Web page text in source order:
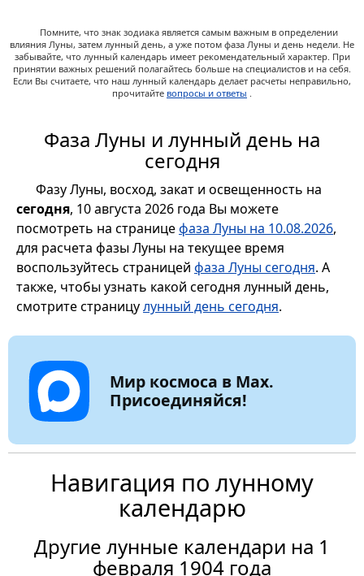
Помните, что знак зодиака является самым важным в определении
влияния Луны, затем лунный день, а уже потом фаза Луны и день недели. Не
забывайте, что лунный календарь имеет рекомендательный характер. При
принятии важных решений полагайтесь больше на специалистов и на себя.
Если Вы считаете, что наш лунный календарь делает расчеты неправильно,
прочитайте вопросы и ответы .
Фаза Луны и лунный день на
сегодня
Фазу Луны, восход, закат и освещенность на
сегодня, 10 августа 2026 года Вы можете
посмотреть на страницефаза Луны на 10.08.2026,
для расчета фазы Луны на текущее время
воспользуйтесь страницей фаза Луны сегодня. А
также, чтобы узнать какой сегодня лунный день,
смотрите страницулунный день сегодня.
Мир космоса в Max.
Присоединяйся!
Навигация по лунному
календарю
Другие лунные календари на 1
февраля 1904 года